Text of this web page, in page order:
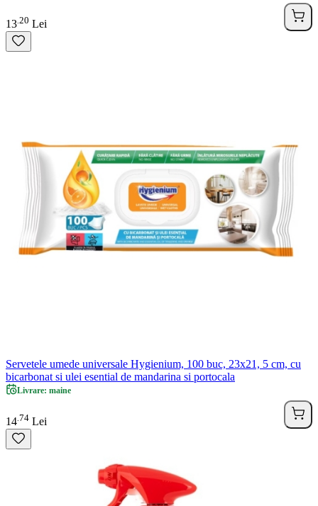
13 20 Lei
Servetele umede universale Hygienium, 100 buc, 23x21, 5 cm, cu
bicarbonat si ulei esential de mandarina si portocala
Livrare: maine
14 74 Lei